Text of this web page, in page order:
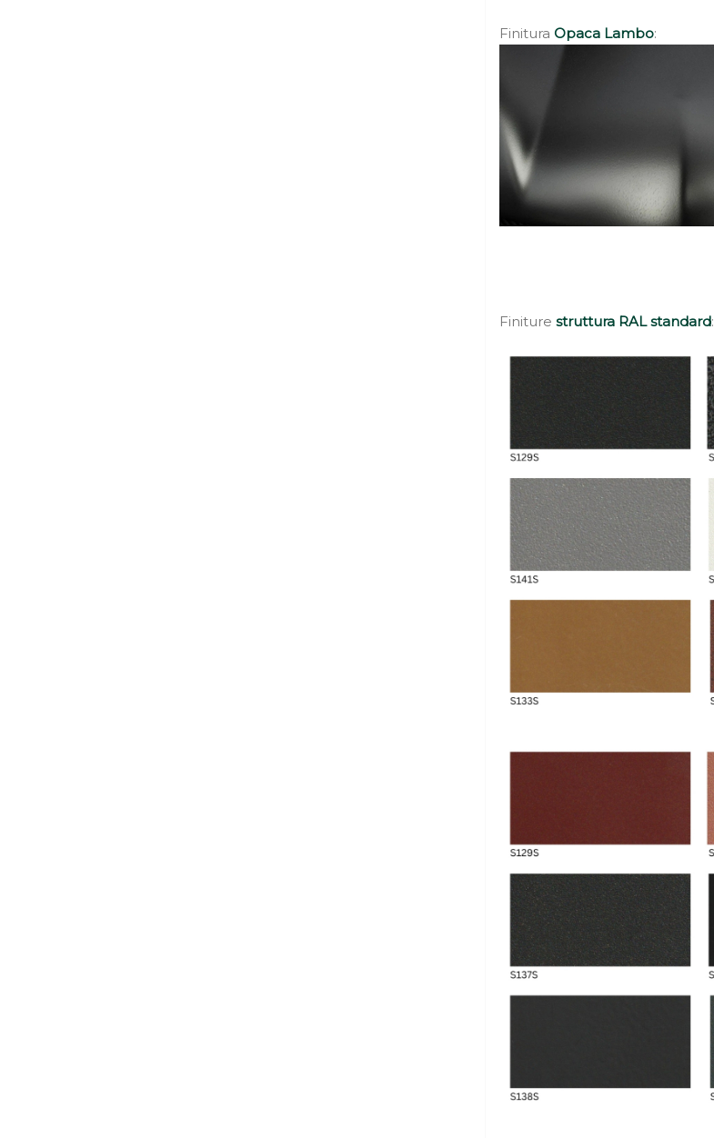
FinituraOpaca Lambo:
Finiturestruttura RAL standard: